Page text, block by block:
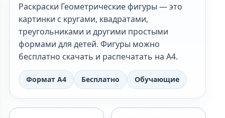
Раскраски Геометрические фигуры — это
картинки с кругами, квадратами,
треугольниками и другими простыми
формами для детей. Фигуры можно
бесплатно скачать и распечатать на А4.
Формат А4 Бесплатно Обучающие